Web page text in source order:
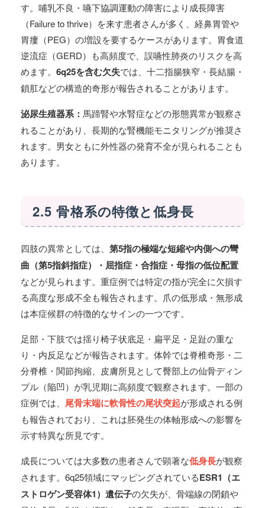
す。哺乳不良・嚥下協調運動の障害により成長障害
（Failure to thrive）を来す患者さんが多く、経鼻胃管や
胃瘻（PEG）の増設を要するケースがあります。胃食道
逆流症（GERD）も高頻度で、誤嚥性肺炎のリスクを高
めます。 6q25を含む欠失では、十二指腸狭窄・長結腸・
鎖肛などの構造的奇形が報告されることがあります。
泌尿生殖器系： 馬蹄腎や水腎症などの形態異常が観察さ
れることがあり、長期的な腎機能モニタリングが推奨さ
れます。男女ともに外性器の発育不全が見られることも
あります。
2.5 骨格系の特徴と低身長
四肢の異常としては、 第5指の極端な短縮や内側への彎
曲（第5指斜指症）・屈指症・合指症・母指の低位配置
などが見られます。重症例では特定の指が完全に欠損す
る高度な形成不全も報告されます。爪の低形成・無形成
は本症候群の特徴的なサインの一つです。
足部・下肢では揺り椅子状底足・扁平足・足趾の重な
り・内反足などが報告されます。体幹では脊椎奇形・二
分脊椎・関節拘縮、皮膚所見として臀部上の仙骨ディン
プル（陥凹）が乳児期に高頻度で観察されます。一部の
症例では、 尾骨末端に軟骨性の尾状突起が形成される例
も報告されており、これは胚発生の体軸形成への影響を
示す特異な所見です。
成長については大多数の患者さんで顕著な低身長が観察
されます。6q25領域にマッピングされているESR1（エ
ストロゲン受容体1）遺伝子の欠失が、骨端線の閉鎖や